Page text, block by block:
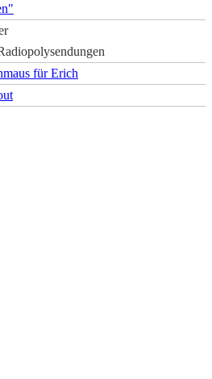
für Erich